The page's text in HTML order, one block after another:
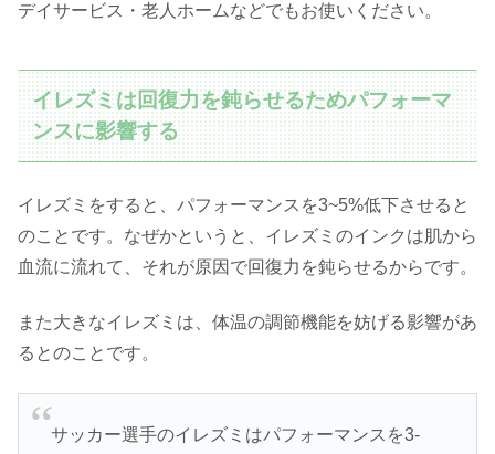
デイサービス・老人ホームなどでもお使いください。
イレズミは回復力を鈍らせるためパフォーマ
ンスに影響する
イレズミをすると、パフォーマンスを3~5%低下させると
のことです。なぜかというと、イレズミのインクは肌から
血流に流れて、それが原因で回復力を鈍らせるからです。
また大きなイレズミは、体温の調節機能を妨げる影響があ
るとのことです。
サッカー選手のイレズミはパフォーマンスを3-